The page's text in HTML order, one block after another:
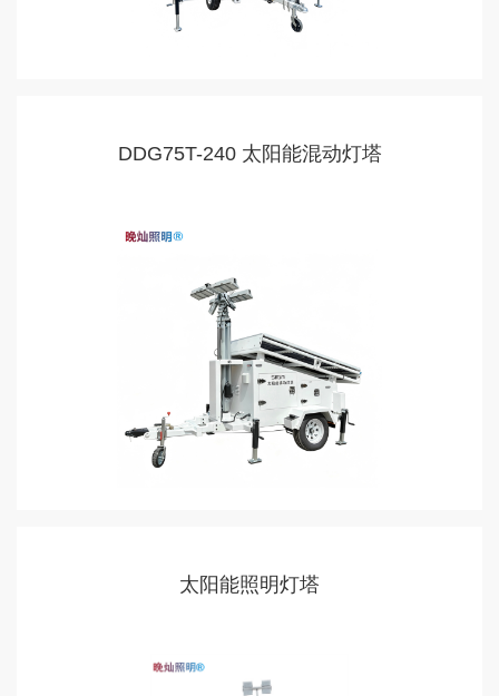
DDG75T-240 太阳能混动灯塔
太阳能照明灯塔